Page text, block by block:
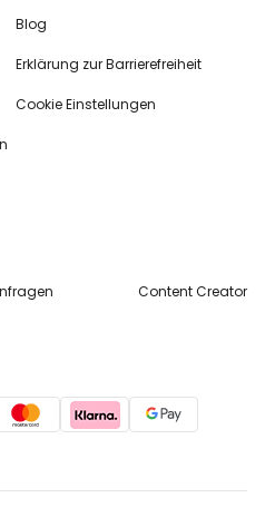
Blog
Erklärung zur Barrierefreiheit
Cookie Einstellungen
Content Creator